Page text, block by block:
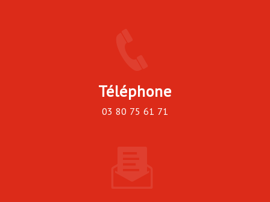
Téléphone
03 80 75 61 71